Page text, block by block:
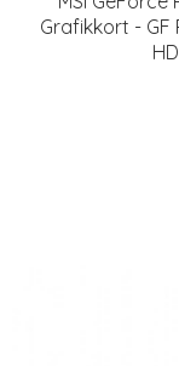
Grafikkort - GF